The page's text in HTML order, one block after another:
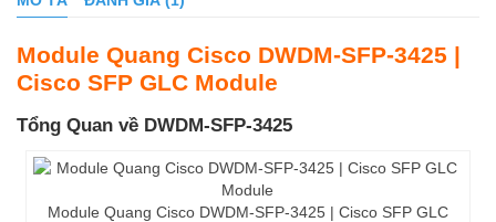
Module Quang Cisco DWDM-SFP-3425 |
Cisco SFP GLC Module
Tổng Quan về DWDM-SFP-3425
Module Quang Cisco DWDM-SFP-3425 | Cisco SFP GLC